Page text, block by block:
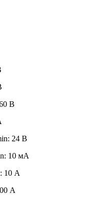
В
24 В
10 мА
10 А
А